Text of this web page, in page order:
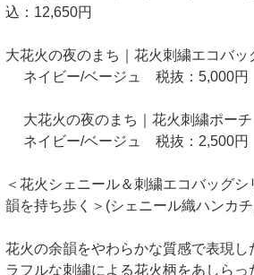
込：12,650円
大花火の夜のまち｜花火刺繍エコバ
ネイビー/ベージュ 税抜：5,000円
大花火の夜のまち｜花火刺繍ポー
ネイビー/ベージュ 税抜：2,500円
＜花火シェニール＆刺繍エコバッグ
韻を持ち歩く＞(シェニール織ハンカ
花火の余韻をやわらかな質感で表現し
ラフルな刺繍による花火柄をあしらっ